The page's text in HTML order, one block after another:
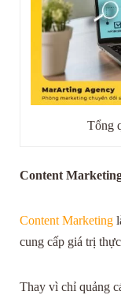
Tổng
Content
Content Marketing
cung cấp giá trị
Thay vì chỉ quảng